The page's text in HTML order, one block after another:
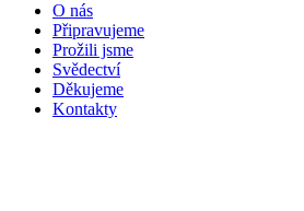
O nás
Připravujeme
Prožili jsme
Svědectví
Děkujeme
Kontakty